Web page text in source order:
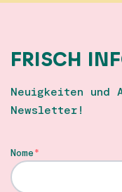
FRISCH
Neuigkeiten und
Newsletter!
Nome